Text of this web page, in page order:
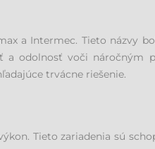
a Intermec. Tieto názvy
odolnosť voči náročným
trvácne riešenie.
Tieto zariadenia sú